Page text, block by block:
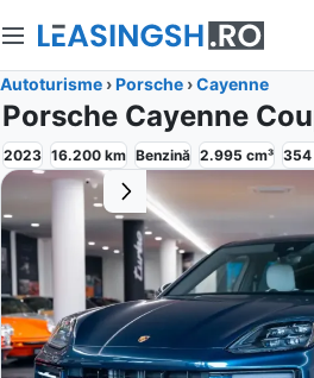
Autoturisme ›Porsche ›Cayenne
Porsche Cayenne
2023 16.200 km Benzină 2.995 cm³ 354